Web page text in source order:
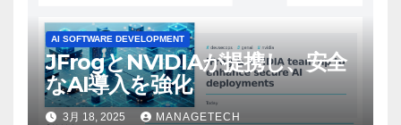
AI SOFTWARE DEVELOPMENT
JFrogとNVIDIAが提携し、安全
なAI導入を強化
3月 18, 2025 MANAGETECH